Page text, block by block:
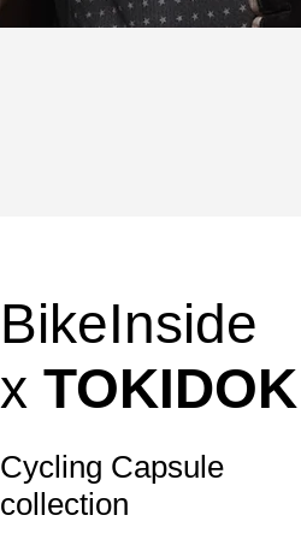
BikeInside
x
Cycling Capsule
collection